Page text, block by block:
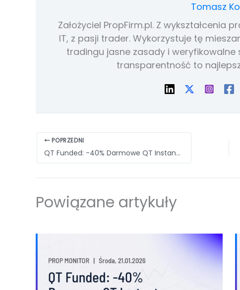
Tomasz
Założyciel PropFirm.pl. Z wykształcenia
IT, z pasji trader. Wykorzystuje tę
tradingu jasne zasady i weryfikowalne
transparentność to
POPRZEDNI
QT Funded: -40% Darmowe QT Instant | Prop Monitor 21.01.2026
Powiązane artykuły